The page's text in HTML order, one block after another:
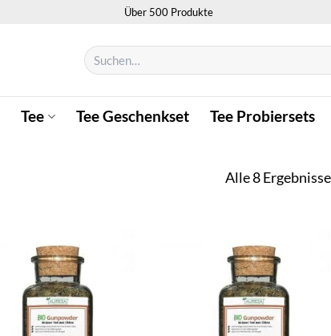
Über 500 Produkte
Suchen
nach:
Tee Tee Geschenkset Tee Probiersets
Alle 8